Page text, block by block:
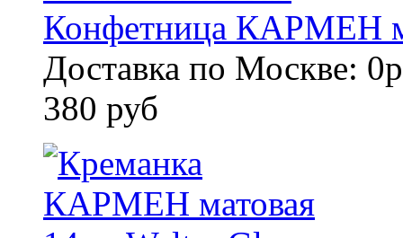
Конфетница КАРМЕН
Доставка по Москве:
380 руб